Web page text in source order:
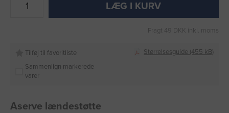
LÆG I KURV
Fragt 49 DKK inkl. moms
Tilføj til favoritliste
Sammenlign markerede
varer
Størrelsesguide (455 kB)
Aserve lændestøtte